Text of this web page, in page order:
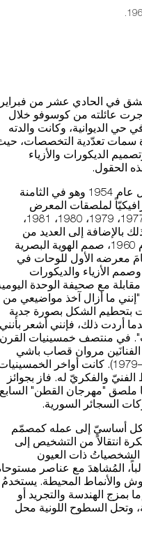
في الحادي عشر من فبراير
هاجرت عائلته من كوسوفو خلال
الديوانية، وكانت والدته
سمات تعدّدية التخصصات،
الديكورات والأزياء
الحقول.
شارك في معرض دمشق الدولي الأوّل عام 1954 وهو في الثامنة
لملصقات المعرض
للأعوام 1968، 1969، 1975، 1976، 1977، 1979، 1980، 1981،
1987، 1988، 1989، وذلك بالإضافة إلى العديد من
الملصقات للفعاليات الثقافية. في عام 1960، صمم الهوية البصرية
معرضه الأول للوحات في
وصمم الأزياء والديكورات
مع صحيفة الوحدة
ما أزال آخذ مواضيعي من
بتحطيم الشكل بصورة جدية
أردت ذلك، فإنني أشعر بأنني
في منتصف خمسينيات القرن
مروان قصاب باشي
(1934–2016) ونعيم إسماعيل (1930–1979). كانت أواخر
والفكريّ له. فاز بجوائز
ملصق "مهرجان القطن" السابع
السجائر السورية.
أساسيّ إلى عمله كمصمّم
انتقالاً من التشخيص إلى
الشخصياتُ ذات العيون
المُشاهدَ مع عناصر
والأنماط المحيطة. يستخدمُ
بمزج الهندسة والتجريد أو
وتحل السطوح اللونية محل